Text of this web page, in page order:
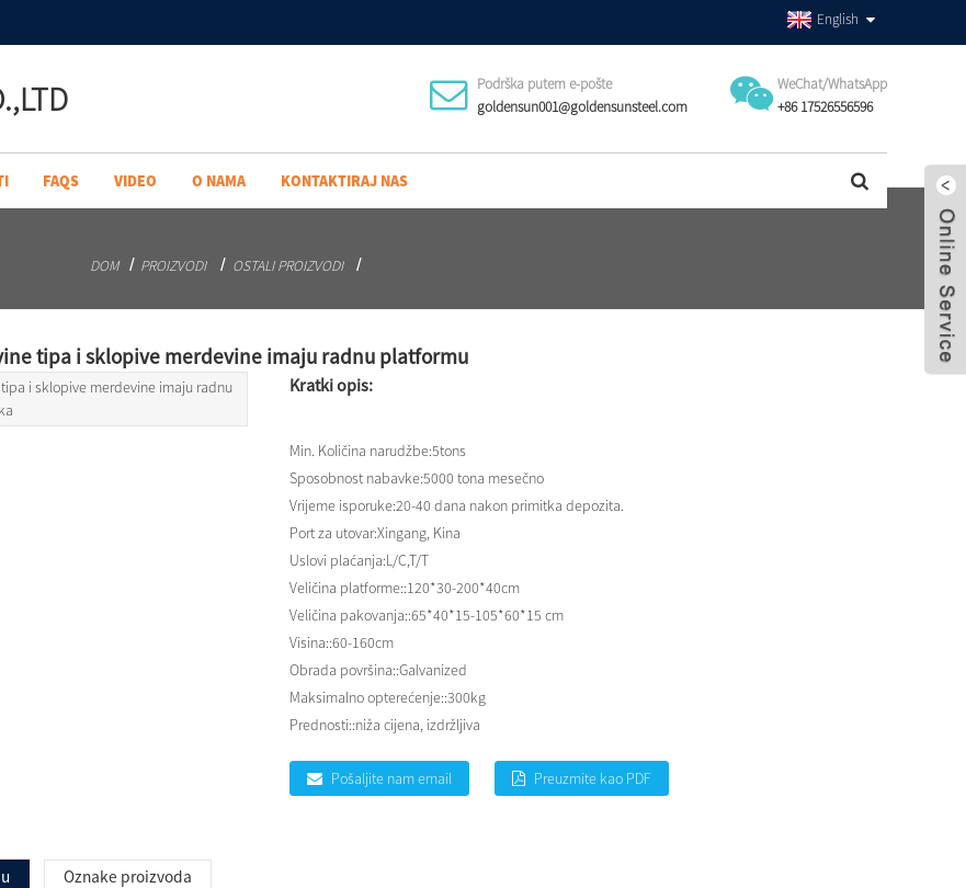
English
Podrška putem e-pošte
goldensun001@goldensunsteel.com
WeChat/WhatsApp
+86 17526556596
FAQS VIDEO O NAMA KONTAKTIRAJ NAS
DOM PROIZVODI OSTALI PROIZVODI
tipa i sklopive merdevine imaju radnu platformu
Kratki opis:
Min. Količina narudžbe:5tons
Sposobnost nabavke:5000 tona mesečno
Vrijeme isporuke:20-40 dana nakon primitka depozita.
Port za utovar:Xingang, Kina
Uslovi plaćanja:L/C,T/T
Veličina platforme::120*30-200*40cm
Veličina pakovanja::65*40*15-105*60*15 cm
Visina::60-160cm
Obrada površina::Galvanized
Maksimalno opterećenje::300kg
Prednosti::niža cijena, izdržljiva
Pošaljite nam email Preuzmite kao PDF
Oznake proizvoda